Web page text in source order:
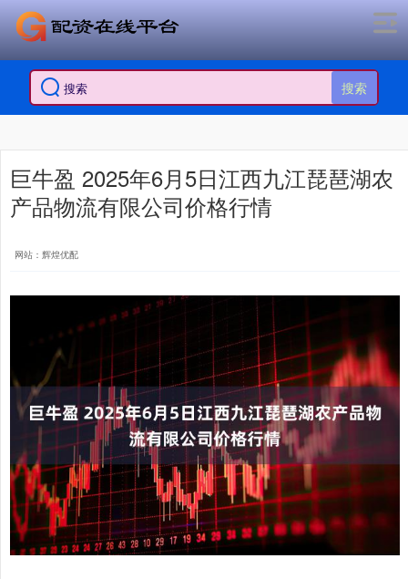
搜索
巨牛盈 2025年6月5日江西九江琵琶湖农
产品物流有限公司价格行情
网站：辉煌优配